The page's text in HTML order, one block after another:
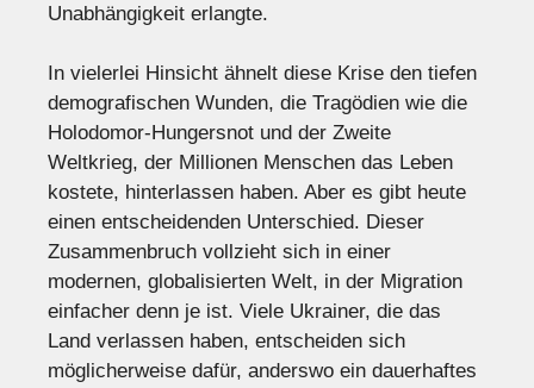
Unabhängigkeit erlangte.
In vielerlei Hinsicht ähnelt diese Krise den tiefen
demografischen Wunden, die Tragödien wie die
Holodomor-Hungersnot und der Zweite
Weltkrieg, der Millionen Menschen das Leben
kostete, hinterlassen haben. Aber es gibt heute
einen entscheidenden Unterschied. Dieser
Zusammenbruch vollzieht sich in einer
modernen, globalisierten Welt, in der Migration
einfacher denn je ist. Viele Ukrainer, die das
Land verlassen haben, entscheiden sich
möglicherweise dafür, anderswo ein dauerhaftes